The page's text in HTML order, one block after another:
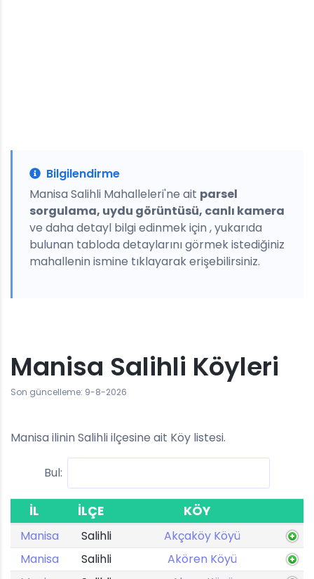
Bilgilendirme
Manisa Salihli Mahalleleri'ne ait parsel
sorgulama, uydu görüntüsü, canlı kamera
ve daha detayl bilgi edinmek için , yukarıda
bulunan tabloda detaylarını görmek istediğiniz
mahallenin ismine tıklayarak erişebilirsiniz.
Manisa Salihli Köyleri
Son güncelleme: 9-8-2026
Manisa ilinin Salihli ilçesine ait Köy listesi.
Bul:
İL İLÇE KÖY
Manisa Salihli
Akçaköy Köyü
Manisa
Salihli
Akören Köyü